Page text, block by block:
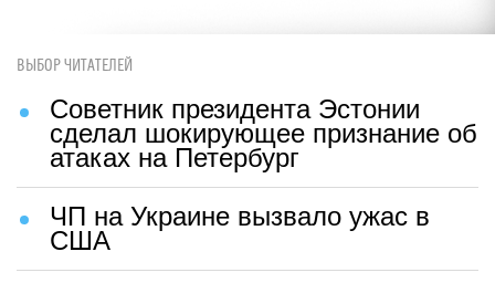
ВЫБОР ЧИТАТЕЛЕЙ
Советник президента Эстонии
сделал шокирующее признание об
атаках на Петербург
ЧП на Украине вызвало ужас в
США